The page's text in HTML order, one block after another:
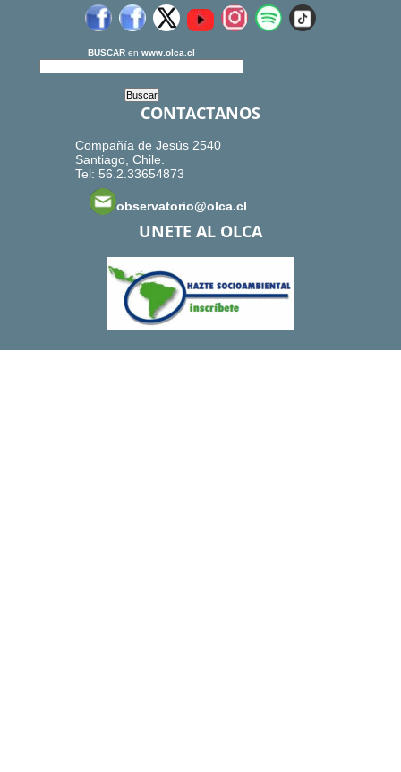
BUSCAR en www.olca.cl
CONTACTANOS
Compañía de Jesús 2540
Santiago, Chile.
Tel: 56.2.33654873
observatorio@olca.cl
UNETE AL OLCA